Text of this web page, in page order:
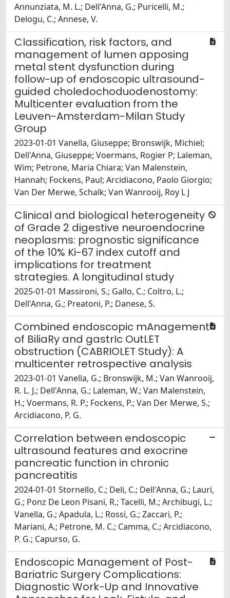
Annunziata, M. L.; Dell'Anna, G.; Puricelli, M.;
Delogu, C.; Annese, V.
Classification, risk factors, and
management of lumen apposing
metal stent dysfunction during
follow-up of endoscopic ultrasound-
guided choledochoduodenostomy:
Multicenter evaluation from the
Leuven-Amsterdam-Milan Study
Group
2023-01-01 Vanella, Giuseppe; Bronswijk, Michiel;
Dell'Anna, Giuseppe; Voermans, Rogier P; Laleman,
Wim; Petrone, Maria Chiara; Van Malenstein,
Hannah; Fockens, Paul; Arcidiacono, Paolo Giorgio;
Van Der Merwe, Schalk; Van Wanrooij, Roy L J
Clinical and biological heterogeneity
of Grade 2 digestive neuroendocrine
neoplasms: prognostic significance
of the 10% Ki-67 index cutoff and
implications for treatment
strategies. A longitudinal study
2025-01-01 Massironi, S.; Gallo, C.; Coltro, L.;
Dell'Anna, G.; Preatoni, P.; Danese, S.
Combined endoscopic mAnagement
of BiliaRy and gastrIc OutLET
obstruction (CABRIOLET Study): A
multicenter retrospective analysis
2023-01-01 Vanella, G.; Bronswijk, M.; Van Wanrooij,
R. L. J.; Dell'Anna, G.; Laleman, W.; Van Malenstein,
H.; Voermans, R. P.; Fockens, P.; Van Der Merwe, S.;
Arcidiacono, P. G.
Correlation between endoscopic
ultrasound features and exocrine
pancreatic function in chronic
pancreatitis
2024-01-01 Stornello, C.; Deli, C.; Dell'Anna, G.; Lauri,
G.; Ponz De Leon Pisani, R.; Tacelli, M.; Archibugi, L.;
Vanella, G.; Apadula, L.; Rossi, G.; Zaccari, P.;
Mariani, A.; Petrone, M. C.; Camma, C.; Arcidiacono,
P. G.; Capurso, G.
Endoscopic Management of Post-
Bariatric Surgery Complications:
Diagnostic Work-Up and Innovative